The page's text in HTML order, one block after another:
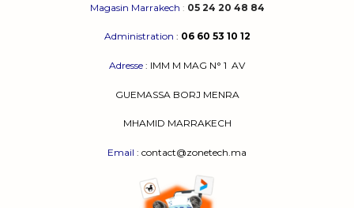
Magasin Marrakech : 05 24 20 48 84
Administration : 06 60 53 10 12
Adresse : IMM M MAG N° 1 AV
GUEMASSA BORJ MENRA
MHAMID MARRAKECH
Email : contact@zonetech.ma